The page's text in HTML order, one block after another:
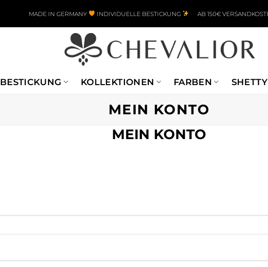
MADE IN GERMANY INDIVIDUELLE BESTICKUNG AB 150€
BESTICKUNG KOLLEKTIONEN FARBEN SHETTY
MEIN KONTO
MEIN KONTO